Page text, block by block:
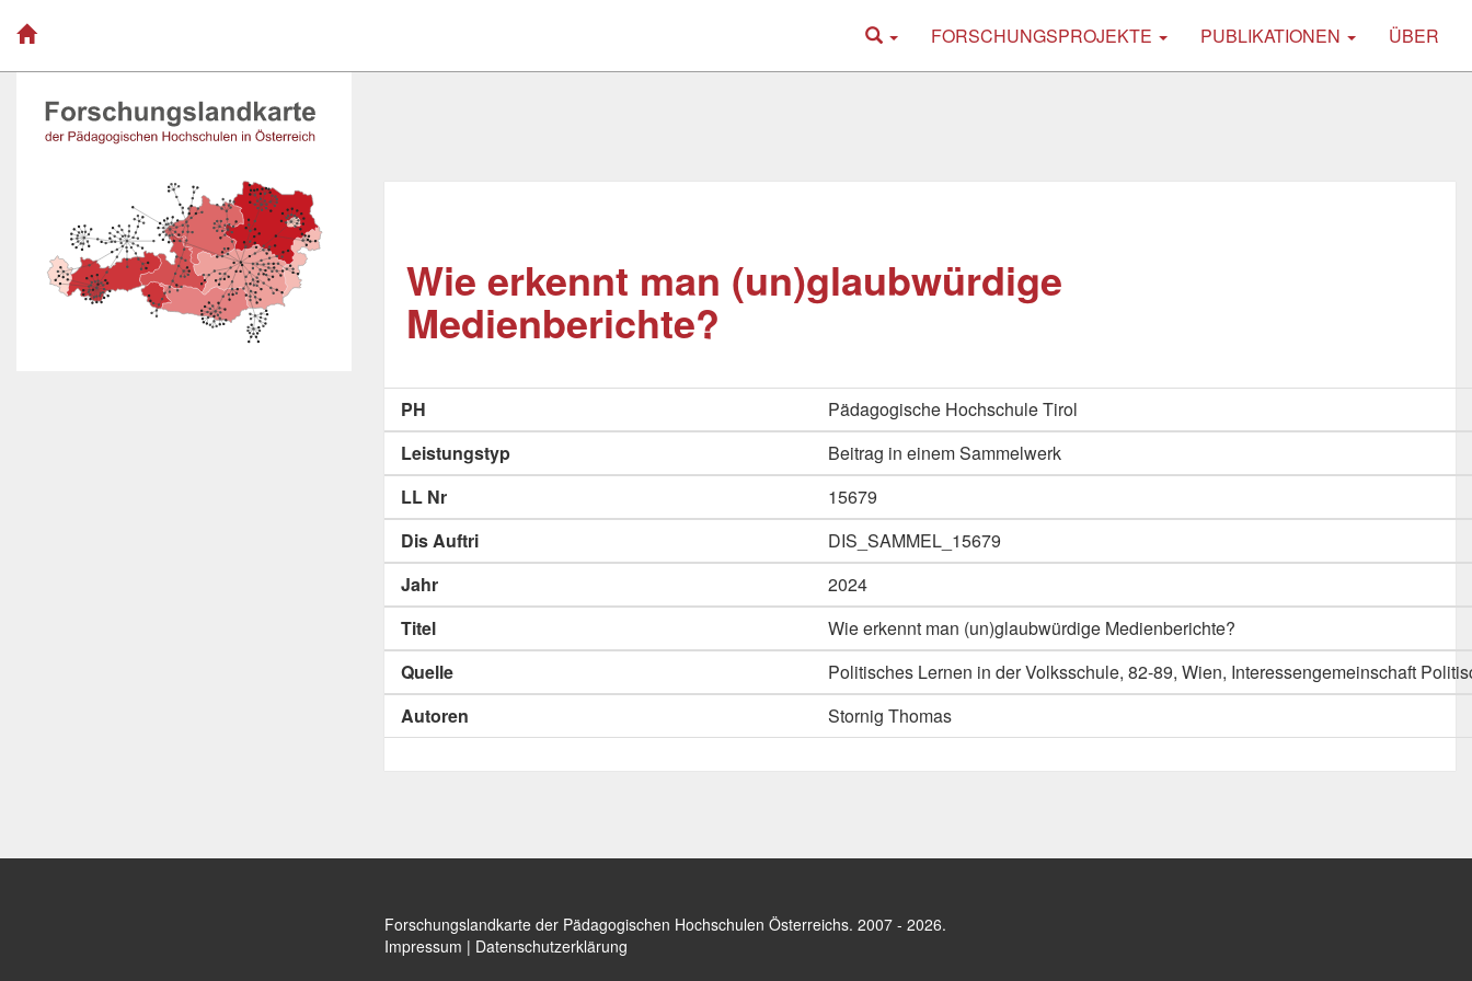
FORSCHUNGSPROJEKTE PUBLIKATIONEN ÜBER
Wie erkennt man (un)glaubwürdige
Medienberichte?
PH
Pädagogische Hochschule Tirol
Leistungstyp
Beitrag in einem Sammelwerk
LL Nr
15679
Dis Auftri
DIS_SAMMEL_15679
Jahr
2024
Titel
Wie erkennt man (un)glaubwürdige Medienberichte?
Quelle
Politisches Lernen in der Volksschule, 82-89, Wien, Interessengemeinschaft
Autoren
Stornig Thomas
Forschungslandkarte der Pädagogischen Hochschulen Österreichs. 2007 - 2026.
Impressum | Datenschutzerklärung